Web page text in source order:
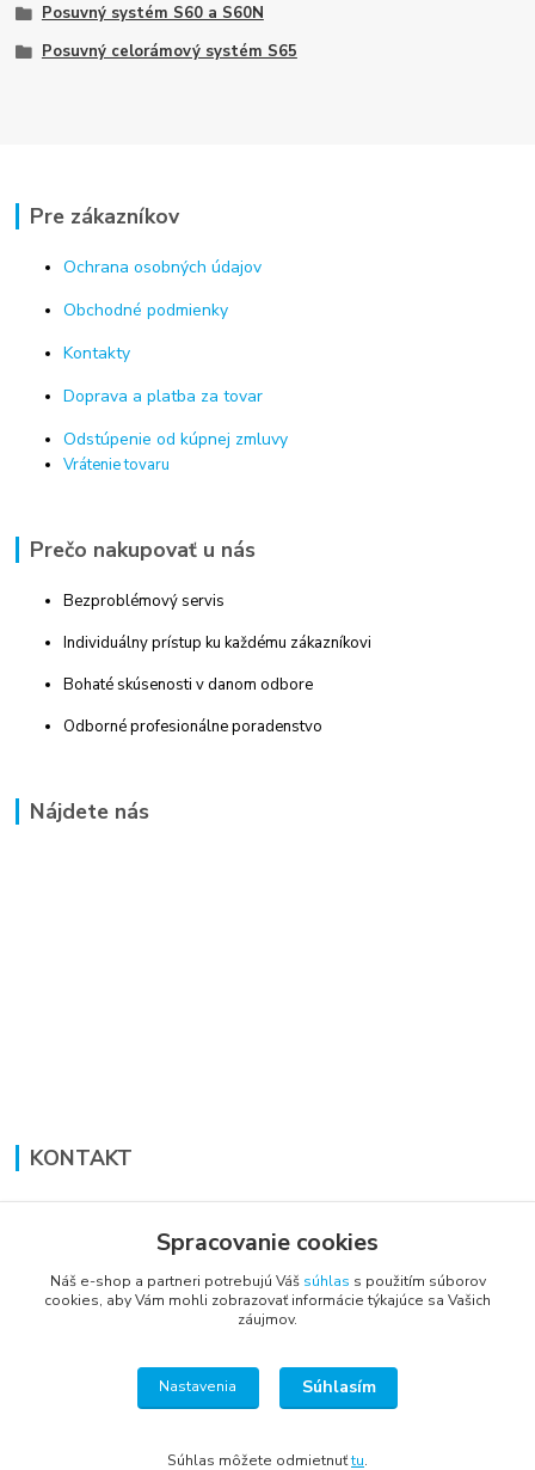
Posuvný systém S60 a S60N
Posuvný celorámový systém S65
Pre zákazníkov
Ochrana osobných údajov
Obchodné podmienky
Kontakty
Doprava a platba za tovar
Odstúpenie od kúpnej zmluvy
Vrátenie tovaru
Prečo nakupovať u nás
Bezproblémový servis
Individuálny prístup ku každému zákazníkovi
Bohaté skúsenosti v danom odbore
Odborné profesionálne poradenstvo
Nájdete nás
KONTAKT
+421 948 711 774
vsetkoprenabytok@gmail.com
Spracovanie cookies
Náš e-shop a partneri potrebujú Váš súhlas s použitím súborov
cookies, aby Vám mohli zobrazovať informácie týkajúce sa Vašich
záujmov.
Nastavenia Súhlasím
Súhlas môžete odmietnuťtu.